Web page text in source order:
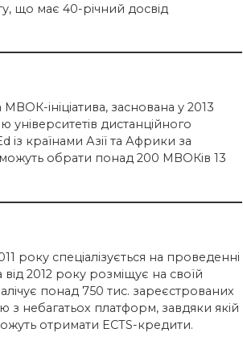
що має 40-річний досвід
ініціатива, заснована у 2013
дистанційного
із країнами Азії та Африки за
обрати понад 200 МВОКів 13
року спеціалізується на проведенні
від 2012 року розміщує на своїй
понад 750 тис. зареєстрованих
з небагатьох платформ, завдяки якій
отримати ECTS-кредити.